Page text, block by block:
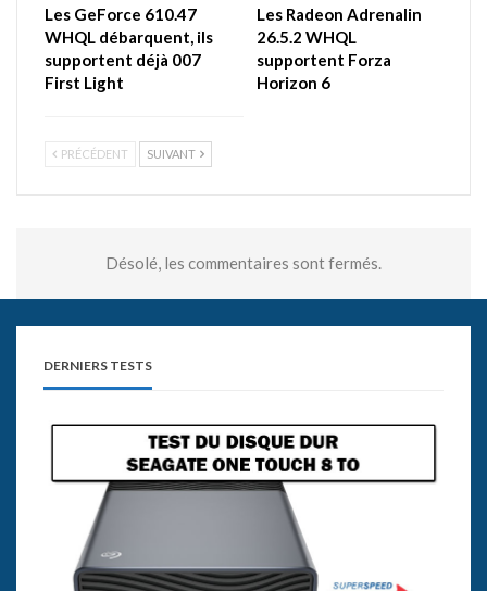
Les GeForce 610.47
WHQL débarquent, ils
supportent déjà 007
First Light
Les Radeon Adrenalin
26.5.2 WHQL
supportent Forza
Horizon 6
PRÉCÉDENT SUIVANT
Désolé, les commentaires sont fermés.
DERNIERS TESTS